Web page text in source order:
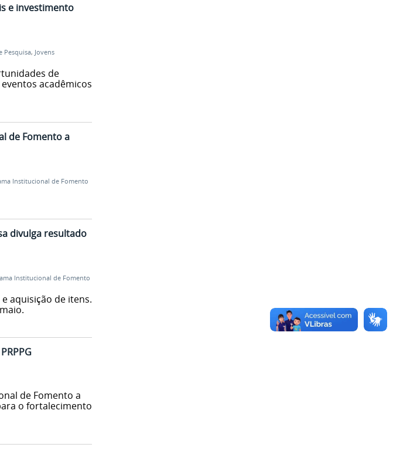
e investimento
Pesquisa, Jovens
de
acadêmicos
de Fomento a
Institucional de Fomento
divulga resultado
Institucional de Fomento
aquisição de itens.
de Fomento a
o fortalecimento